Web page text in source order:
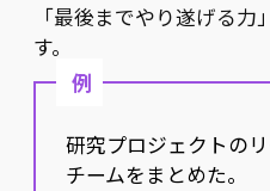
「最後までやり遂げる
す。
例
研究プロジェクトの
チームをまとめた。